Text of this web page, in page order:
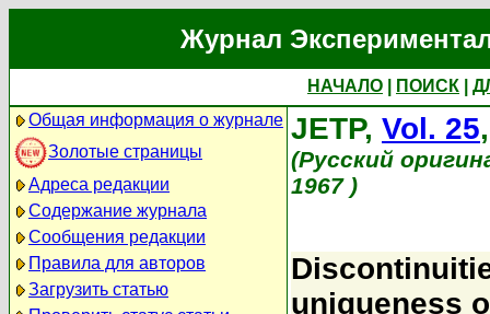
Журнал
НАЧАЛО ПОИСК
Общая информация о журнале
Золотые страницы
Адреса редакции
Содержание журнала
Сообщения редакции
Правила для авторов
Загрузить статью
JETP, Vol. 25
(Русский
1967 )
uniqueness